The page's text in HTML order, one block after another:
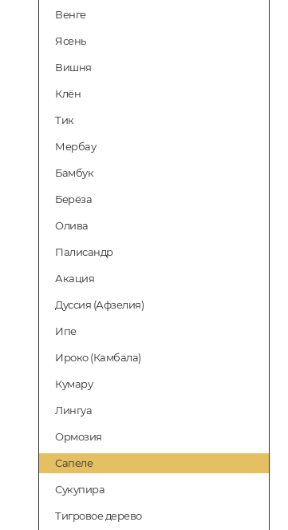
Венге
Ясень
Вишня
Клён
Тик
Мербау
Бамбук
Берёза
Олива
Палисандр
Акация
Дуссия (Афзелия)
Ипе
Ироко (Камбала)
Кумару
Лингуа
Ормозия
Сапеле
Сукупира
Тигровое дерево